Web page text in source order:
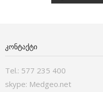
ᲙᲝᲜᲢᲐᲥᲢᲘ
Tel.: 577 235 400
skype: Medgeo.net